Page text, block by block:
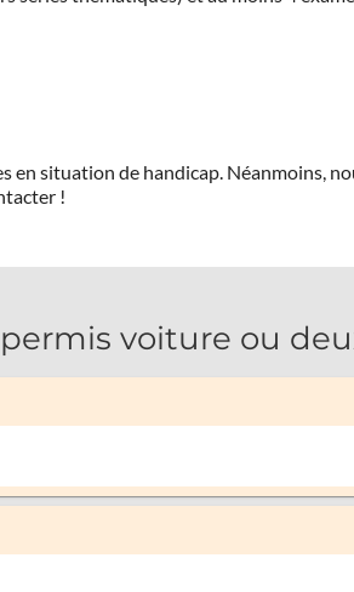
en situation de handicap. Néanmoins,
!
permis voiture ou